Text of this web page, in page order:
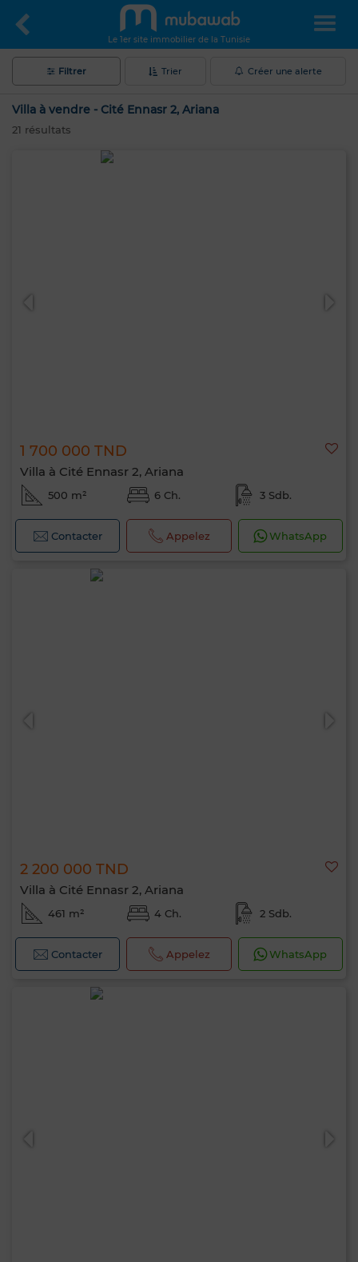
Le 1er site immobilier de la Tunisie
Filtrer Trier Créer une alerte
Villa à vendre - Cité Ennasr 2, Ariana
21 résultats
1 700 000 TND
Villa à Cité Ennasr 2, Ariana
500 m² 6 Ch. 3 Sdb.
Contacter Appelez WhatsApp
2 200 000 TND
Villa à Cité Ennasr 2, Ariana
461 m² 4 Ch. 2 Sdb.
Contacter Appelez WhatsApp